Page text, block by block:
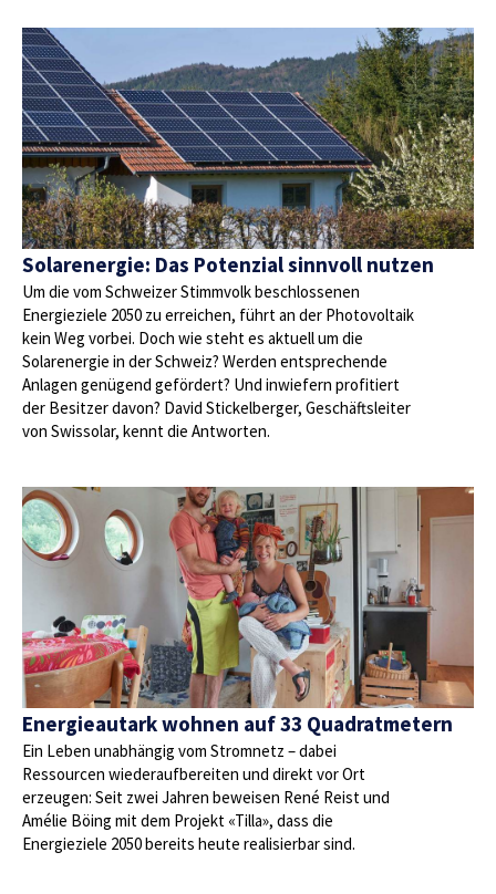
Solarenergie: Das Potenzial sinnvoll nutzen
Um die vom Schweizer Stimmvolk beschlossenen
Energieziele 2050 zu erreichen, führt an der Photovoltaik
kein Weg vorbei. Doch wie steht es aktuell um die
Solarenergie in der Schweiz? Werden entsprechende
Anlagen genügend gefördert? Und inwiefern profitiert
der Besitzer davon? David Stickelberger, Geschäftsleiter
von Swissolar, kennt die Antworten.
Energieautark wohnen auf 33 Quadratmetern
Ein Leben unabhängig vom Stromnetz – dabei
Ressourcen wiederaufbereiten und direkt vor Ort
erzeugen: Seit zwei Jahren beweisen René Reist und
Amélie Böing mit dem Projekt «Tilla», dass die
Energieziele 2050 bereits heute realisierbar sind.